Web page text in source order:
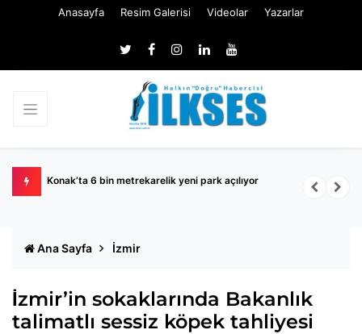
Anasayfa Resim Galerisi Videolar Yazarlar
Konak’ta 6 bin metrekarelik yeni park açılıyor
Ana Sayfa İzmir
İzmir’in sokaklarında Bakanlık
talimatlı sessiz köpek tahliyesi